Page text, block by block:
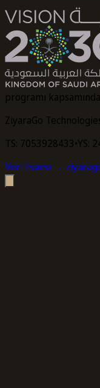
programı
ZiyaraGo
TS: 7053928433•YS:
Veri lisansı →